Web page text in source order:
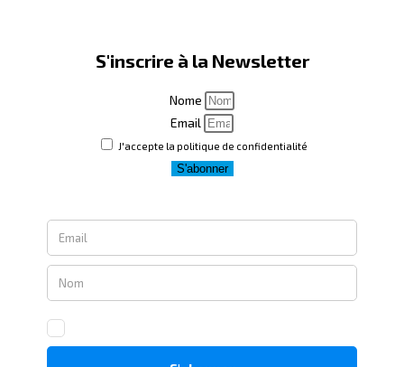
S'inscrire à la Newsletter
Nome
Email
J'accepte la politique de confidentialité
S'abonner